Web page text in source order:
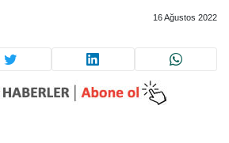
16 Ağustos 2022